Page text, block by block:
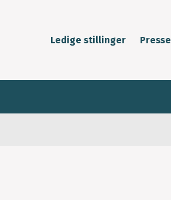
Ledige stillinger Presse